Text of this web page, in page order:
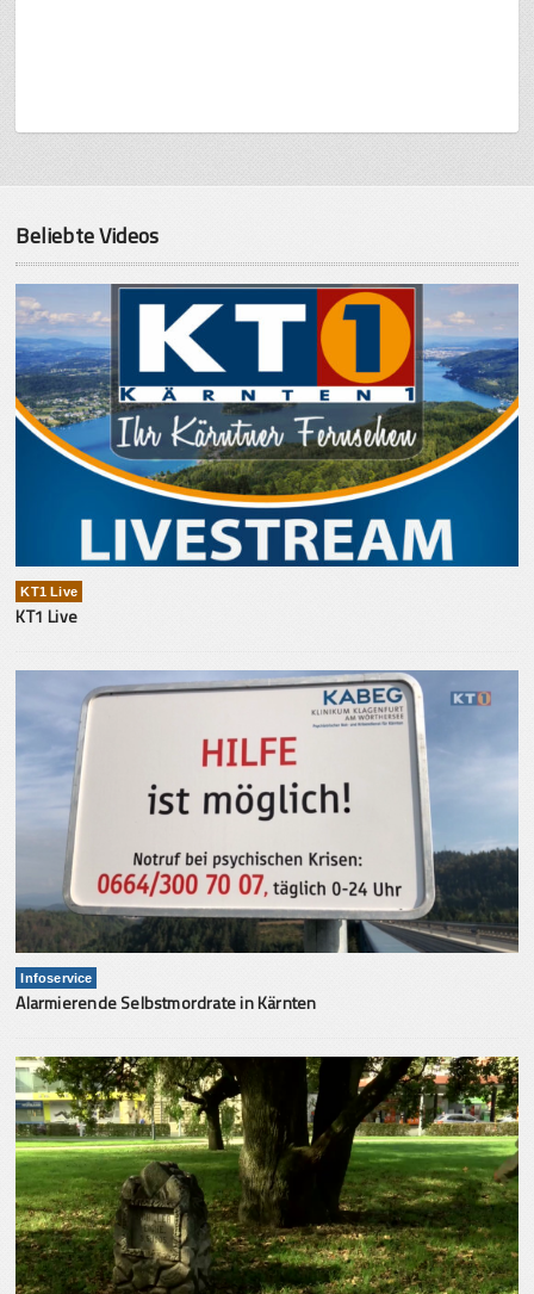
Beliebte Videos
KT1 Live
KT1 Live
Infoservice
Alarmierende Selbstmordrate in Kärnten